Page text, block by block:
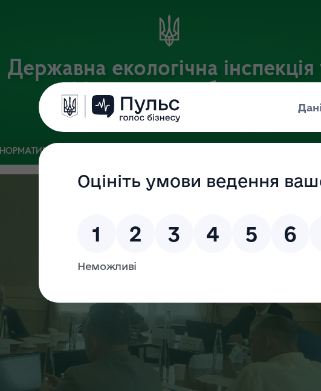
Державна екологічна інспекція
Харківській області
Офіційний веб-портал
НОРМАТИВНА БАЗА